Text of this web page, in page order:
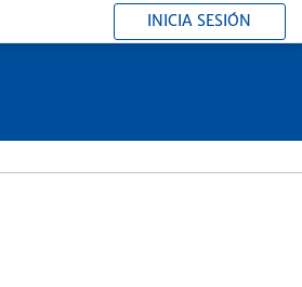
INICIA SESIÓN